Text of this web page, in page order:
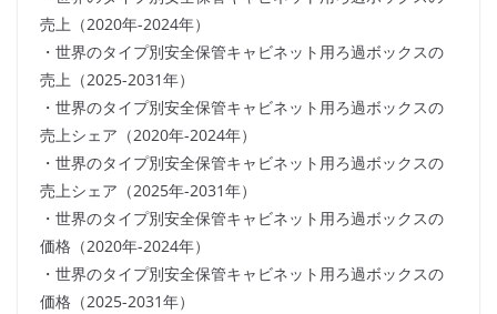
売上（2020年-2024年）
・世界のタイプ別安全保管キャビネット用ろ過ボックスの
売上（2025-2031年）
・世界のタイプ別安全保管キャビネット用ろ過ボックスの
売上シェア（2020年-2024年）
・世界のタイプ別安全保管キャビネット用ろ過ボックスの
売上シェア（2025年-2031年）
・世界のタイプ別安全保管キャビネット用ろ過ボックスの
価格（2020年-2024年）
・世界のタイプ別安全保管キャビネット用ろ過ボックスの
価格（2025-2031年）